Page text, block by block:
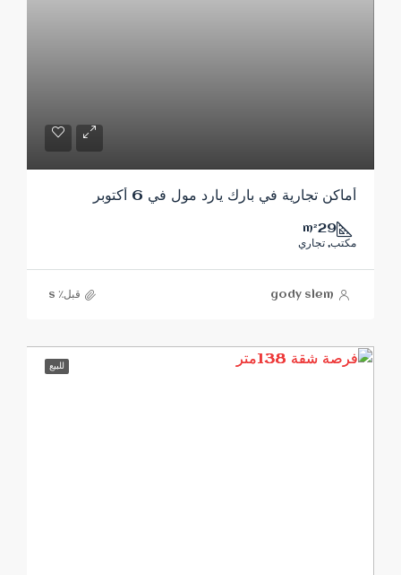
أماكن تجارية في بارك يارد مول في 6 أكتوبر
29
m²
مكتب, تجاري
gody slem قبل٪ s
للبيع